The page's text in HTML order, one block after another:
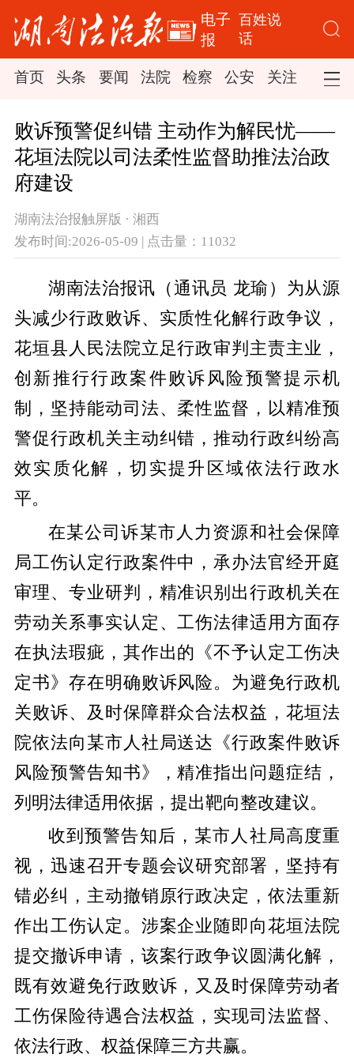
电子
报
百姓说
话
首页 头条 要闻 法院 检察 公安 关注 司法
败诉预警促纠错 主动作为解民忧——
花垣法院以司法柔性监督助推法治政
府建设
湖南法治报触屏版 · 湘西
发布时间:2026-05-09 | 点击量：11032
湖南法治报讯（通讯员 龙瑜）为从源
头减少行政败诉、实质性化解行政争议，
花垣县人民法院立足行政审判主责主业，
创新推行行政案件败诉风险预警提示机
制，坚持能动司法、柔性监督，以精准预
警促行政机关主动纠错，推动行政纠纷高
效实质化解，切实提升区域依法行政水
平。
在某公司诉某市人力资源和社会保障
局工伤认定行政案件中，承办法官经开庭
审理、专业研判，精准识别出行政机关在
劳动关系事实认定、工伤法律适用方面存
在执法瑕疵，其作出的《不予认定工伤决
定书》存在明确败诉风险。为避免行政机
关败诉、及时保障群众合法权益，花垣法
院依法向某市人社局送达《行政案件败诉
风险预警告知书》，精准指出问题症结，
列明法律适用依据，提出靶向整改建议。
收到预警告知后，某市人社局高度重
视，迅速召开专题会议研究部署，坚持有
错必纠，主动撤销原行政决定，依法重新
作出工伤认定。涉案企业随即向花垣法院
提交撤诉申请，该案行政争议圆满化解，
既有效避免行政败诉，又及时保障劳动者
工伤保险待遇合法权益，实现司法监督、
依法行政、权益保障三方共赢。